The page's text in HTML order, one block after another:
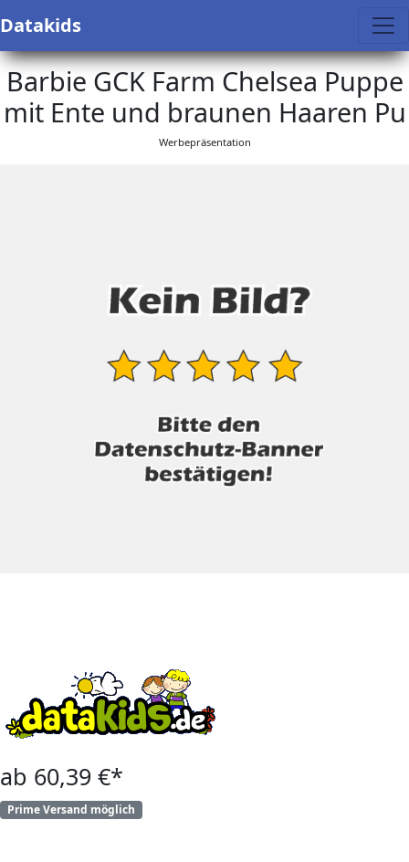
Datakids
Barbie GCK Farm Chelsea Puppe
mit Ente und braunen Haaren Pu
Werbepräsentation
ab 60,39 €*
Prime Versand möglich